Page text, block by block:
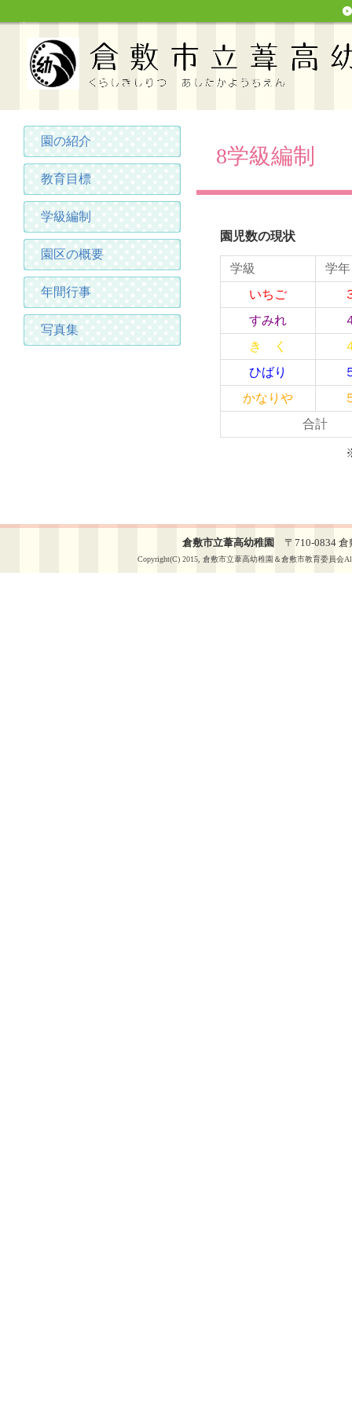
園の紹介
教育目標
学級編制
園区の概要
年間行事
写真集
8学級編制
園児数の現状
学級
いちご
すみれ
き く
ひばり
かなりや
合計
※令和８年
倉敷市立葦高幼稚園 〒710-0834
Copyright(C) 2015, 倉敷市立葦高幼稚園＆倉敷市教育委員